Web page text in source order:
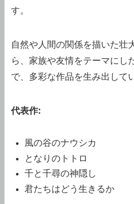
す。
自然や人間の関係を描いた壮
ら、家族や友情をテーマにし
で、多彩な作品を生み出して
代表作:
風の谷のナウシカ
となりのトトロ
千と千尋の神隠し
君たちはどう生きるか